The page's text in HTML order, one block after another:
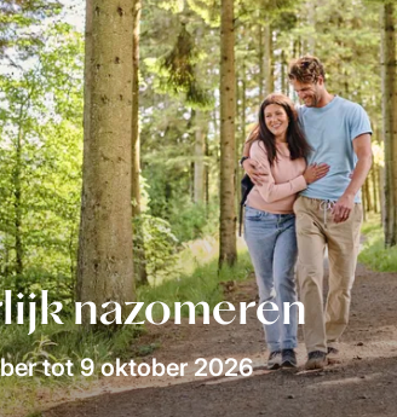
nazomeren
tot 9 oktober 2026